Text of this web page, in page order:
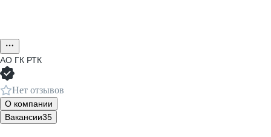
АО ГК РТК
Нет отзывов
О компании
Вакансии35